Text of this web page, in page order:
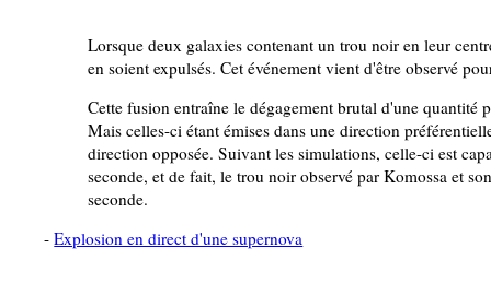
Lorsque deux galaxies contenant un trou noir en leur
en soient expulsés. Cet événement vient d'être observé
Cette fusion entraîne le dégagement brutal d'une
Mais celles-ci étant émises dans une direction
direction opposée. Suivant les simulations, celle-ci est
seconde, et de fait, le trou noir observé par Komossa et
seconde.
-Explosion en direct d'une supernova